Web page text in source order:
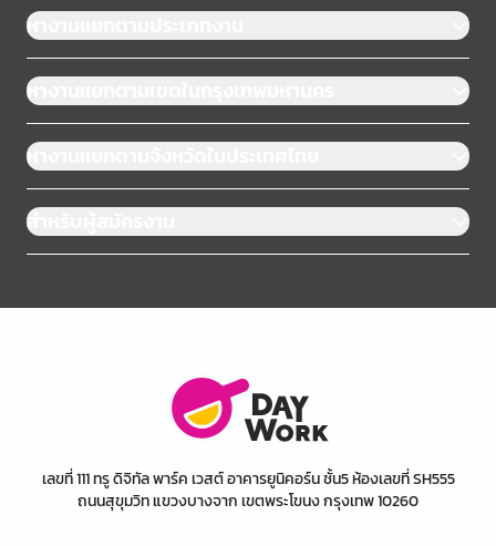
หางานแยกตามประเภทงาน
หางานแยกตามเขตในกรุงเทพมหานคร
หางานแยกตามจังหวัดในประเทศไทย
สำหรับผู้สมัครงาน
เลขที่ 111 ทรู ดิจิทัล พาร์ค เวสต์ อาคารยูนิคอร์น ชั้น5 ห้องเลขที่ SH555
ถนนสุขุมวิท แขวงบางจาก เขตพระโขนง กรุงเทพ 10260